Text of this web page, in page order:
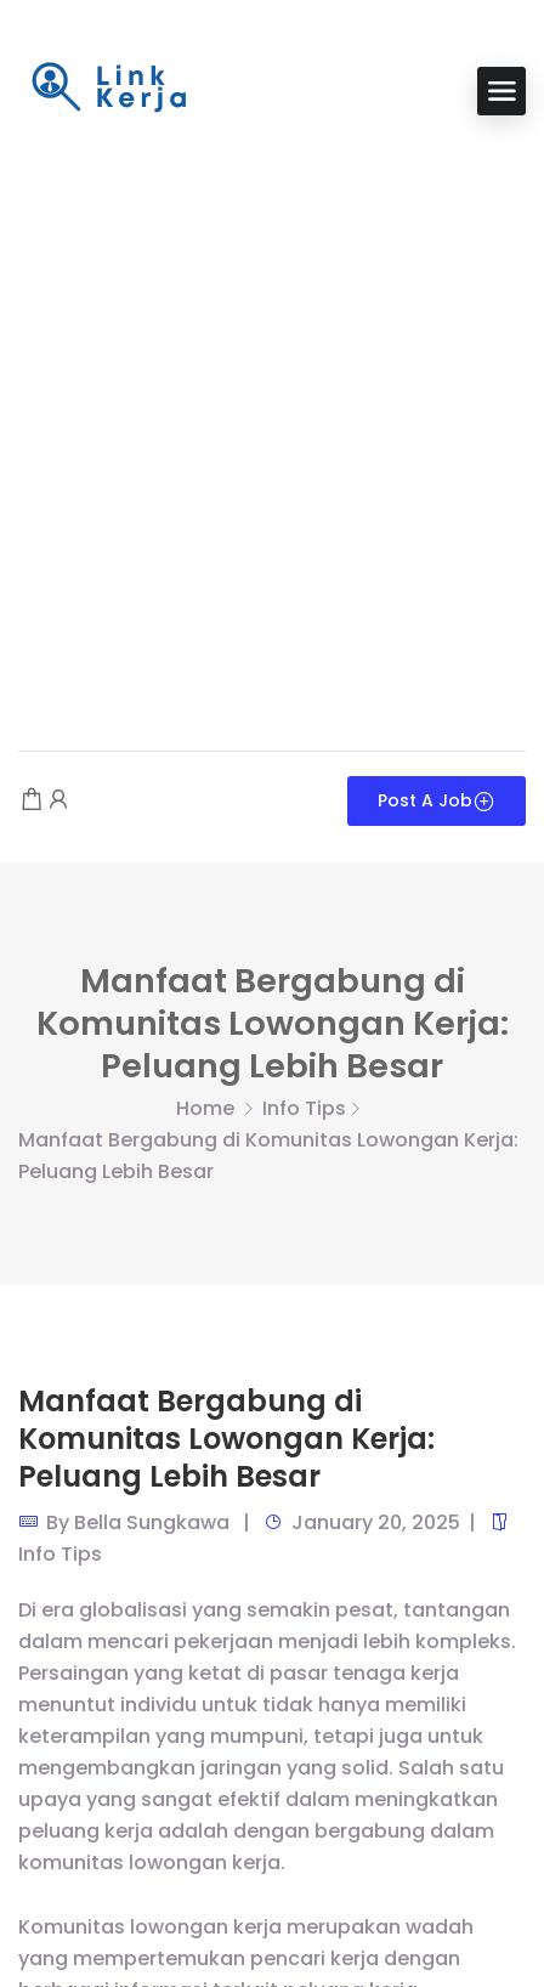
Post A Job
Manfaat Bergabung di
Komunitas Lowongan Kerja:
Peluang Lebih Besar
Home
Info Tips
Manfaat Bergabung di Komunitas Lowongan Kerja:
Peluang Lebih Besar
Manfaat Bergabung di
Komunitas Lowongan Kerja:
Peluang Lebih Besar
By Bella Sungkawa
January 20, 2025
Info Tips
Di era globalisasi yang semakin pesat, tantangan
dalam mencari pekerjaan menjadi lebih kompleks.
Persaingan yang ketat di pasar tenaga kerja
menuntut individu untuk tidak hanya memiliki
keterampilan yang mumpuni, tetapi juga untuk
mengembangkan jaringan yang solid. Salah satu
upaya yang sangat efektif dalam meningkatkan
peluang kerja adalah dengan bergabung dalam
komunitas lowongan kerja.
Komunitas lowongan kerja merupakan wadah
yang mempertemukan pencari kerja dengan